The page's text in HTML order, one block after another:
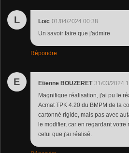
L Loïc 01/04/2024 00:38
Un savoir faire que j'admire
Répondre
E Etienne BOUZERET 31/03/2024
Magnifique réalisation, j'ai pu le
Acmat TPK 4.20 du BMPM de la
cartonné rigide, mais pas avec
le modifier, car en regardant
celui que j'ai réalisé.